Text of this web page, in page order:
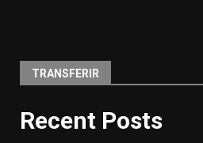
TRANSFERIR
Recent Posts